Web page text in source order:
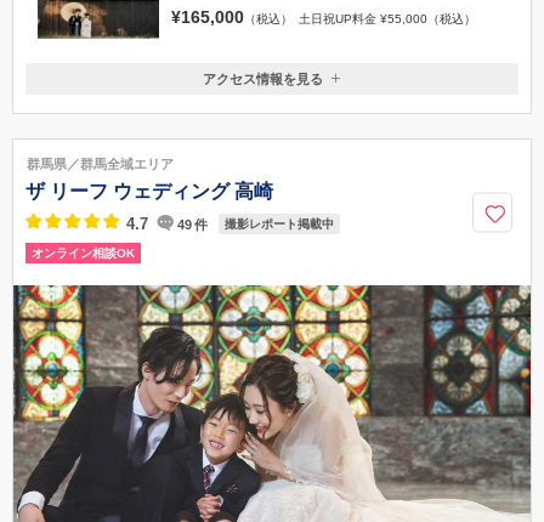
¥165,000 （税込） 土日祝UP料金 ¥55,000（税込）
群馬県太田市新井町566-7
より10分 関越自動車道 東松山インターより45分
027-645-5558
アクセス情報を見る
群馬県／群馬全域エリア
ザ リーフ ウェディング 高崎
4.7 49件 撮影レポート掲載中
オンライン相談OK